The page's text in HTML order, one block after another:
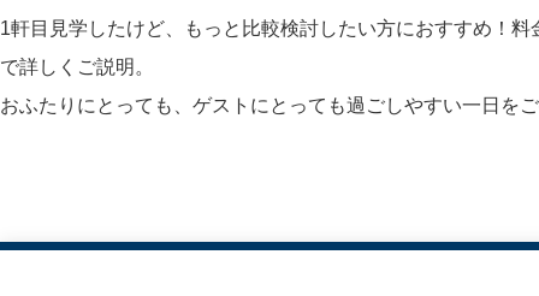
1軒目見学したけど、もっと比較検討したい方におすすめ！
で詳しくご説明。
おふたりにとっても、ゲストにとっても過ごしやすい一日を